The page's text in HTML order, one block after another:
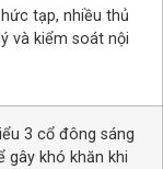
tạp, nhiều thủ
và kiểm soát nội
3 cổ đông sáng
gây khó khăn khi